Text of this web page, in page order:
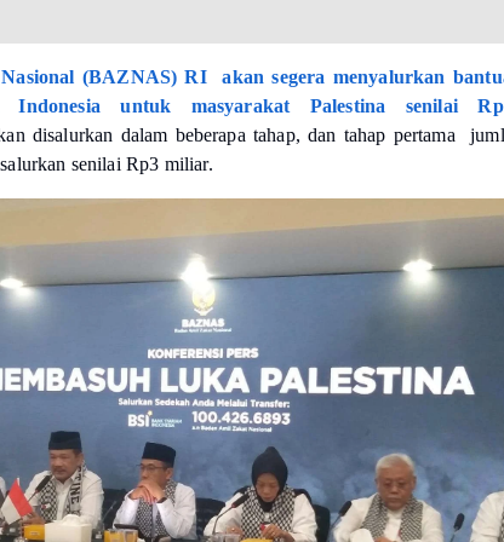
(BAZNAS) RI akan segera menyalurkan
Indonesia untuk masyarakat Palestina senilai
disalurkan dalam beberapa tahap, dan tahap pertama
senilai Rp3 miliar.